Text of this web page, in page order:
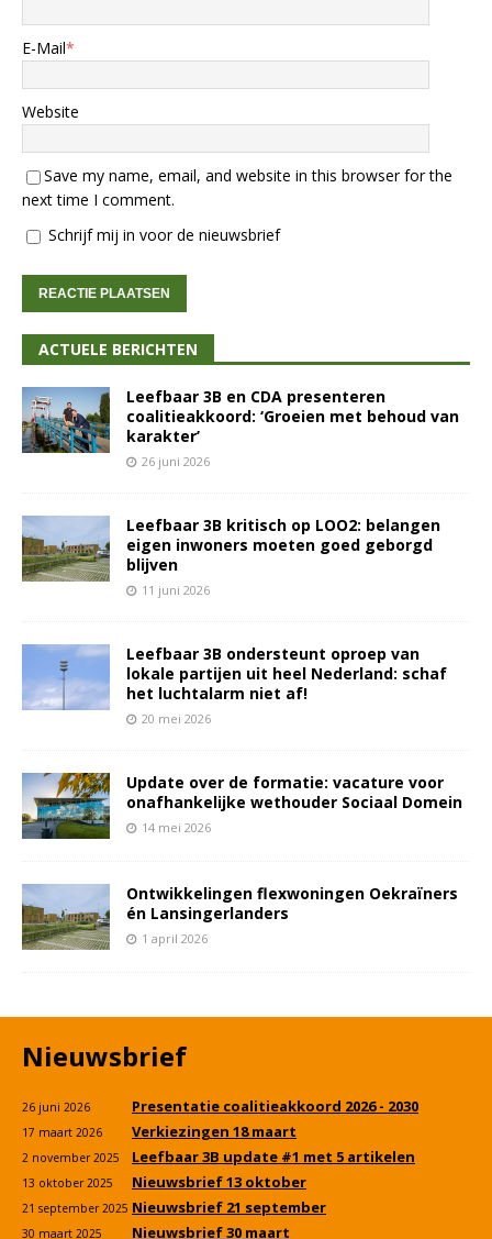
E-Mail*
Website
Save my name, email, and website in this browser for the
next time I comment.
Schrijf mij in voor de nieuwsbrief
ACTUELE BERICHTEN
Leefbaar 3B en CDA presenteren
coalitieakkoord: ‘Groeien met behoud van
karakter’
26 juni 2026
Leefbaar 3B kritisch op LOO2: belangen
eigen inwoners moeten goed geborgd
blijven
11 juni 2026
Leefbaar 3B ondersteunt oproep van
lokale partijen uit heel Nederland: schaf
het luchtalarm niet af!
20 mei 2026
Update over de formatie: vacature voor
onafhankelijke wethouder Sociaal Domein
14 mei 2026
Ontwikkelingen flexwoningen Oekraïners
én Lansingerlanders
1 april 2026
Nieuwsbrief
26 juni 2026 Presentatie coalitieakkoord 2026 - 2030
17 maart 2026 Verkiezingen 18 maart
2 november 2025 Leefbaar 3B update #1 met 5 artikelen
13 oktober 2025 Nieuwsbrief 13 oktober
21 september 2025 Nieuwsbrief 21 september
30 maart 2025 Nieuwsbrief 30 maart